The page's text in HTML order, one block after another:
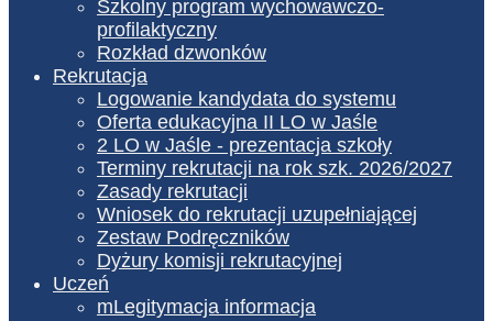
Szkolny program wychowawczo-
profilaktyczny
Rozkład dzwonków
Rekrutacja
Logowanie kandydata do systemu
Oferta edukacyjna II LO w Jaśle
2 LO w Jaśle - prezentacja szkoły
Terminy rekrutacji na rok szk. 2026/2027
Zasady rekrutacji
Wniosek do rekrutacji uzupełniającej
Zestaw Podręczników
Dyżury komisji rekrutacyjnej
Uczeń
mLegitymacja informacja